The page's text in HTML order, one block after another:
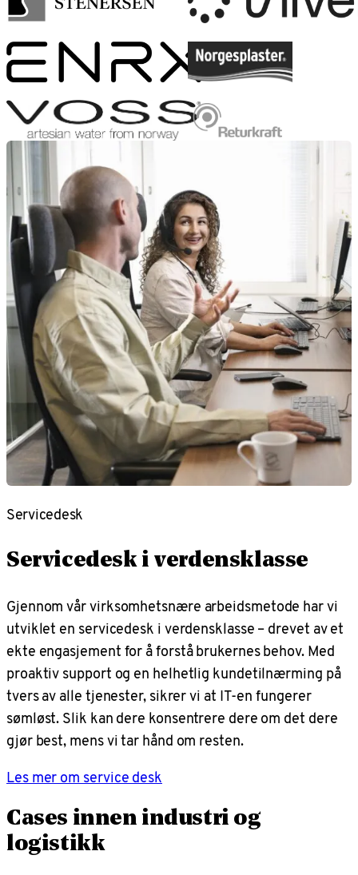
Servicedesk
Servicedesk i verdensklasse
Gjennom vår virksomhetsnære arbeidsmetode har vi
utviklet en servicedesk i verdensklasse – drevet av et
ekte engasjement for å forstå brukernes behov. Med
proaktiv support og en helhetlig kundetilnærming på
tvers av alle tjenester, sikrer vi at IT-en fungerer
sømløst. Slik kan dere konsentrere dere om det dere
gjør best, mens vi tar hånd om resten.
Les mer om service desk
Cases innen industri og
logistikk